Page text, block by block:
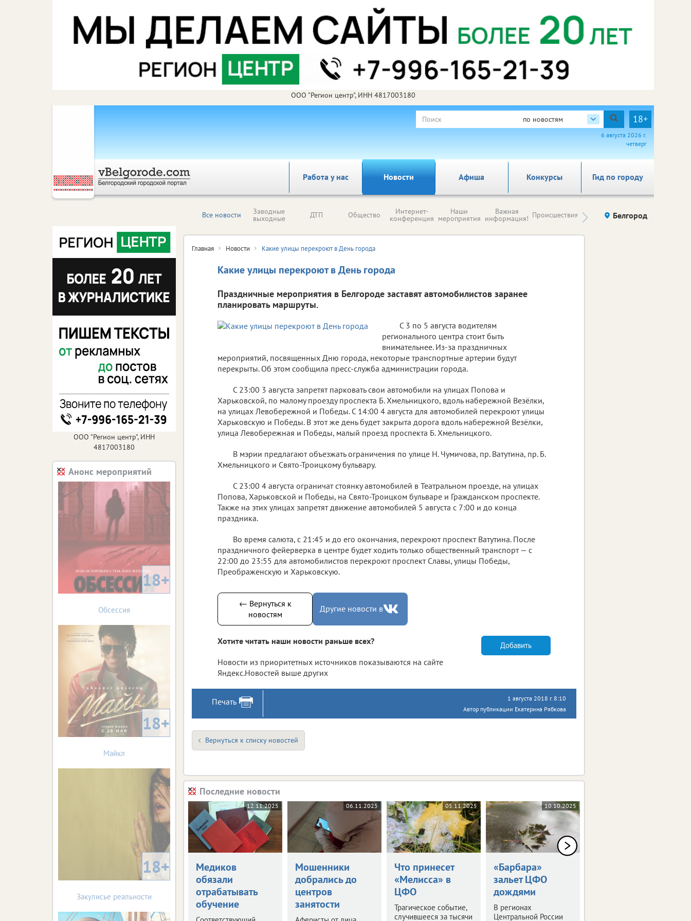
ООО "Регион центр", ИНН 4817003180
по новостям 18+
6 августа 2026 г.
четверг
Работа у нас Новости Афиша Гид по городу
Конкурсы
Все новости Заводные
выходные ДТП Общество Интернет-
конференция
Наши
мероприятия
Важная
информация! Происшествия Здоровье компаний (на
правах
Белгород
Главная Новости Какие улицы перекроют в День города
Какие улицы перекроют в День города
Праздничные мероприятия в Белгороде заставят автомобилистов заранее
планировать маршруты.
С 3 по 5 августа водителям
регионального центра стоит быть
внимательнее. Из-за праздничных
мероприятий, посвященных Дню города, некоторые транспортные артерии будут
перекрыты. Об этом сообщила пресс-служба администрации города.
С 23:00 3 августа запретят парковать свои автомобили на улицах Попова и
Харьковской, по малому проезду проспекта Б. Хмельницкого, вдоль набережной Везёлки,
на улицах Левобережной и Победы. С 14:00 4 августа для автомобилей перекроют улицы
Харьковскую и Победы. В этот же день будет закрыта дорога вдоль набережной Везёлки,
улица Левобережная и Победы, малый проезд проспекта Б. Хмельницкого.
В мэрии предлагают объезжать ограничения по улице Н. Чумичова, пр. Ватутина, пр. Б.
Хмельницкого и Свято-Троицкому бульвару.
С 23:00 4 августа ограничат стоянку автомобилей в Театральном проезде, на улицах
Попова, Харьковской и Победы, на Свято-Троицком бульваре и Гражданском проспекте.
Также на этих улицах запретят движение автомобилей 5 августа с 7:00 и до конца
праздника.
Во время салюта, с 21:45 и до его окончания, перекроют проспект Ватутина. После
праздничного фейерверка в центре будет ходить только общественный транспорт — с
22:00 до 23:55 для автомобилистов перекроют проспект Славы, улицы Победы,
Преображенскую и Харьковскую.
← Вернуться к
новостям
Другие новости в
Хотите читать наши новости раньше всех?
Новости из приоритетных источников показываются на сайте
Яндекс.Новостей выше других
Добавить
Печать
1 августа 2018 г. 8:10
Автор публикации Екатерина Рябкова
Вернуться к списку новостей
Последние новости
12.11.2025
Медиков
обязали
отрабатывать
обучение
06.11.2025
Мошенники
добрались до
центров
занятости
05.11.2025
Что принесет
«Мелисса» в
ЦФО
Трагическое событие,
случившееся за тысячи
10.10.2025
«Барбара»
зальет ЦФО
дождями
В регионах
Центральной России
ООО "Регион центр", ИНН
4817003180
Анонс мероприятий
18+
Обсессия
18+
Майкл
18+
Закулисье реальности